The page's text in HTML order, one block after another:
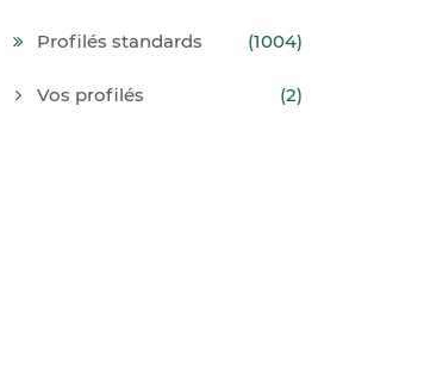
Profilés standards (1004)
Vos profilés (2)